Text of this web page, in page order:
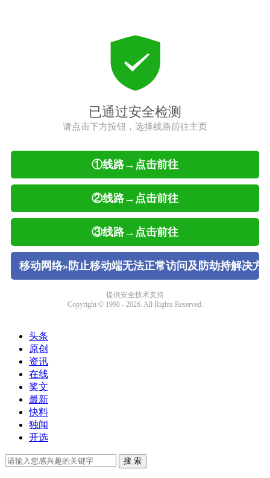
头条
原创
资讯
在线
奖文
最新
快料
独闻
开选